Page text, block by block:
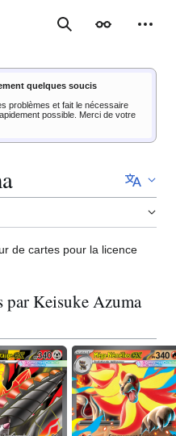
RechercherApparence
quelques soucis
problèmes et fait le nécessaire
possible. Merci de votre
de cartes pour la licence
par Keisuke Azuma